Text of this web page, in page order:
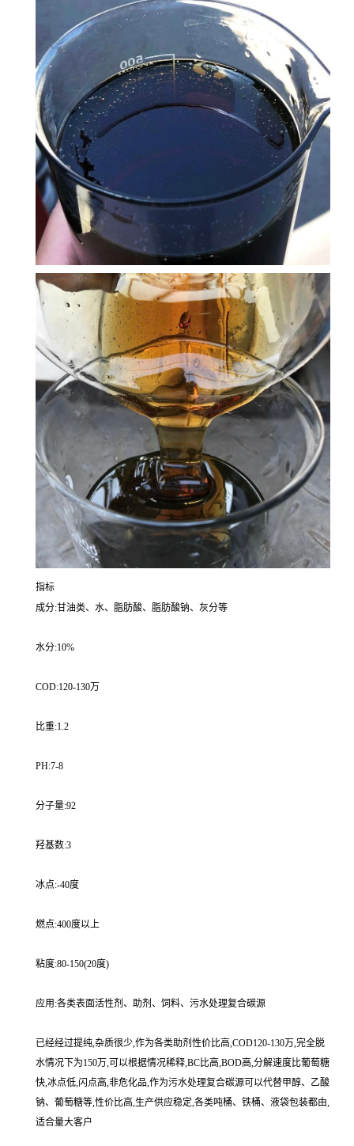
指标
成分:甘油类、水、脂肪酸、脂肪酸钠、灰分等
水分:10%
COD:120-130万
比重:1.2
PH:7-8
分子量:92
羟基数:3
冰点:-40度
燃点:400度以上
粘度:80-150(20度)
应用:各类表面活性剂、助剂、饲料、污水处理复合碳源
已经经过提纯,杂质很少,作为各类助剂性价比高,COD120-130万,完全脱
水情况下为150万,可以根据情况稀释,BC比高,BOD高,分解速度比葡萄糖
快,冰点低,闪点高,非危化品,作为污水处理复合碳源可以代替甲醇、乙酸
钠、葡萄糖等,性价比高,生产供应稳定,各类吨桶、铁桶、液袋包装都由,
适合量大客户